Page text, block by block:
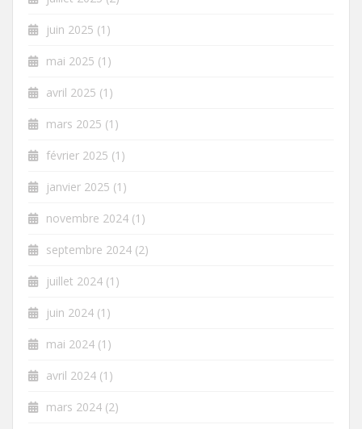
juin 2025 (1)
mai 2025 (1)
avril 2025 (1)
mars 2025 (1)
février 2025 (1)
janvier 2025 (1)
novembre 2024 (1)
septembre 2024 (2)
juillet 2024 (1)
juin 2024 (1)
mai 2024 (1)
avril 2024 (1)
mars 2024 (2)